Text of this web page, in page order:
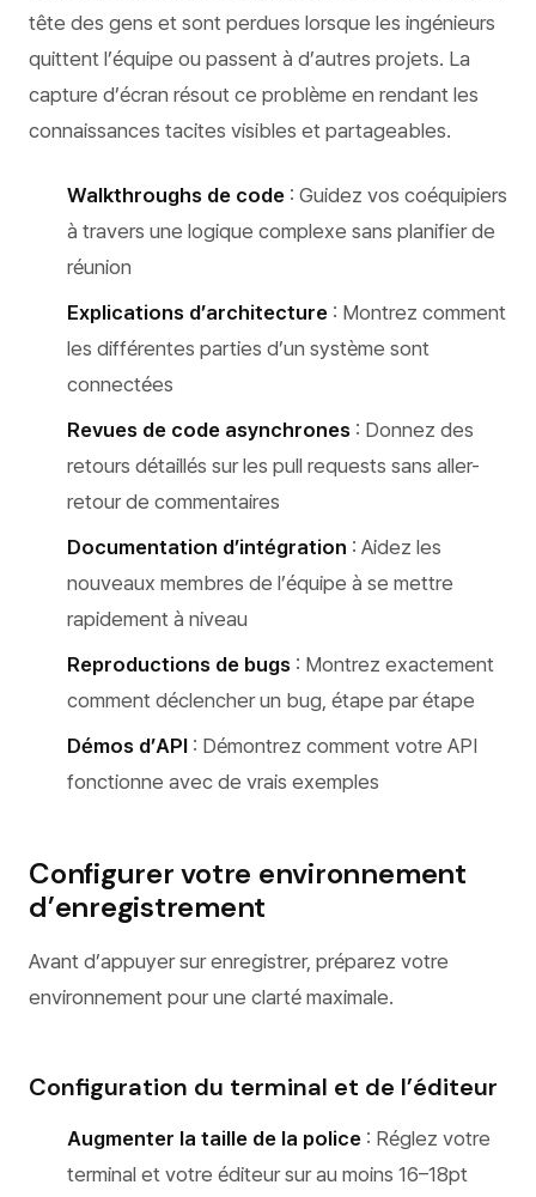
tête des gens et sont perdues lorsque les ingénieurs
quittent l’équipe ou passent à d’autres projets. La
capture d’écran résout ce problème en rendant les
connaissances tacites visibles et partageables.
Walkthroughs de code : Guidez vos coéquipiers
à travers une logique complexe sans planifier de
réunion
Explications d’architecture : Montrez comment
les différentes parties d’un système sont
connectées
Revues de code asynchrones : Donnez des
retours détaillés sur les pull requests sans aller-
retour de commentaires
Documentation d’intégration : Aidez les
nouveaux membres de l’équipe à se mettre
rapidement à niveau
Reproductions de bugs : Montrez exactement
comment déclencher un bug, étape par étape
Démos d’API : Démontrez comment votre API
fonctionne avec de vrais exemples
Configurer votre environnement
d’enregistrement
Avant d’appuyer sur enregistrer, préparez votre
environnement pour une clarté maximale.
Configuration du terminal et de l’éditeur
Augmenter la taille de la police : Réglez votre
terminal et votre éditeur sur au moins 16–18pt